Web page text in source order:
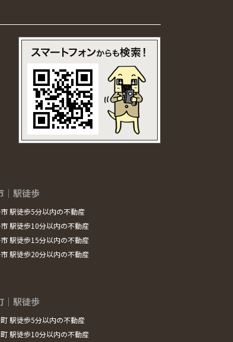
｜駅徒歩
駅徒歩5分以内の不動産
駅徒歩10分以内の不動産
駅徒歩15分以内の不動産
駅徒歩20分以内の不動産
｜駅徒歩
駅徒歩5分以内の不動産
駅徒歩10分以内の不動産